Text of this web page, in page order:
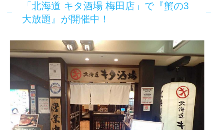
「北海道 キタ酒場 梅田店」で『蟹の3
大放題』が開催中！